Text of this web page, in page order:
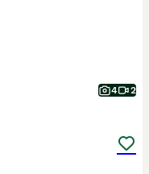
4 2